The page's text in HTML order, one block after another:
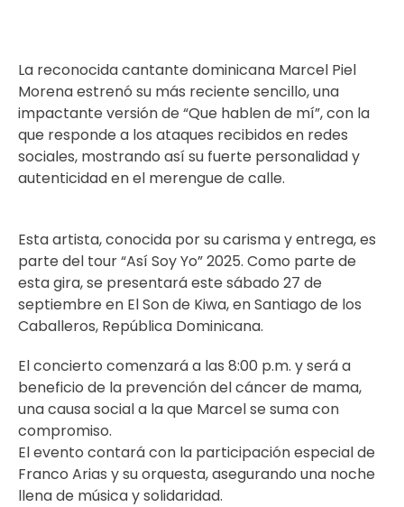
La reconocida cantante dominicana Marcel Piel
Morena estrenó su más reciente sencillo, una
impactante versión de “Que hablen de mí”, con la
que responde a los ataques recibidos en redes
sociales, mostrando así su fuerte personalidad y
autenticidad en el merengue de calle.
Esta artista, conocida por su carisma y entrega, es
parte del tour “Así Soy Yo” 2025. Como parte de
esta gira, se presentará este sábado 27 de
septiembre en El Son de Kiwa, en Santiago de los
Caballeros, República Dominicana.
El concierto comenzará a las 8:00 p.m. y será a
beneficio de la prevención del cáncer de mama,
una causa social a la que Marcel se suma con
compromiso.
El evento contará con la participación especial de
Franco Arias y su orquesta, asegurando una noche
llena de música y solidaridad.